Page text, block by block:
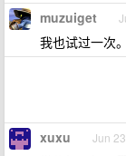
muzuiget
我也试过一次。
xuxu Jun